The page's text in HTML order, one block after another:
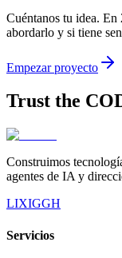
Cuéntanos tu idea. En
abordarlo y si tiene
Empezar proyecto
Trust the
Construimos
agentes de IA y
LIXIGGH
Servicios